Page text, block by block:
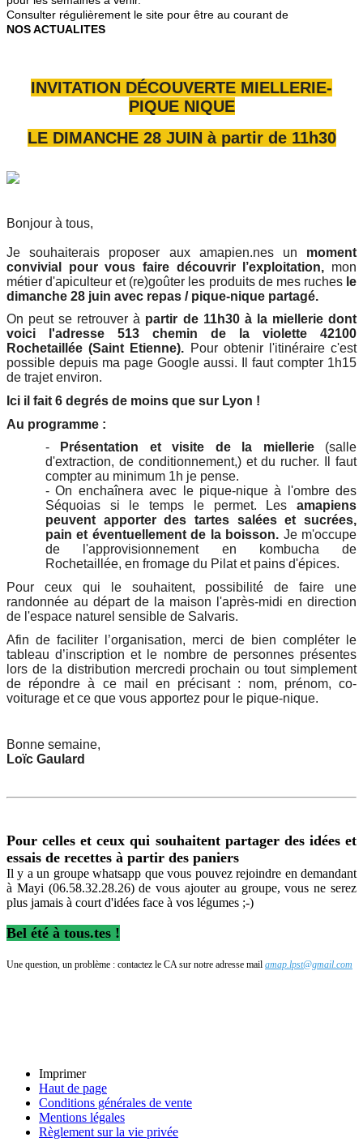
Consulter régulièrement le site pour être au courant de
NOS ACTUALITES
INVITATION DÉCOUVERTE MIELLERIE-
PIQUE NIQUE
LE DIMANCHE 28 JUIN à partir de 11h30
Bonjour à tous,
Je souhaiterais proposer aux amapien.nes un moment
convivial pour vous faire découvrir l’exploitation, mon
métier d'apiculteur et (re)goûter les produits de mes ruches le
dimanche 28 juin avec repas / pique-nique partagé.
On peut se retrouver à partir de 11h30 à la miellerie dont
voici l'adresse 513 chemin de la violette 42100
Rochetaillée (Saint Etienne). Pour obtenir l'itinérairec'est
possible depuis ma page Google aussi. Il faut compter 1h15
de trajet environ.
Ici il fait 6 degrés de moins que sur Lyon !
Au programme :
-
Présentation et visite de la miellerie(salle
d'extraction, de conditionnement,) et du rucher. Il faut
compter au minimum 1h je pense.
- On enchaînera avec le pique-nique à l'ombre des
Séquoias si le temps le permet. Les amapiens
peuvent apporter des tartes salées et sucrées,
pain et éventuellement de la boisson. Je m'occupe
de l'approvisionnement en kombucha de
Rochetaillée, en fromage du Pilat et pains d'épices.
Pour ceux qui le souhaitent, possibilité de faire une
randonnée au départ de la maison l'après-midi en direction
de l'espace naturel sensible de Salvaris.
Afin de faciliter l’organisation, merci de bien compléter le
tableau d’inscription et le nombre de personnes présentes
lors de la distribution mercredi prochain ou tout simplement
de répondre à ce mail en précisant : nom, prénom, co-
voiturage et ce que vous apportez pour le pique-nique.
Bonne semaine,
Loïc Gaulard
Pour celles et ceux qui souhaitent partager des idées et
essais de recettes à partir des paniers
Il y a un groupe whatsapp que vous pouvez rejoindre en demandant
à Mayi (06.58.32.28.26) de vous ajouter au groupe, vous ne serez
plus jamais à court d'idées face à vos légumes ;-)
Bel été à tous.tes !
Une question, un problème : contactez le CA sur notre adresse mail amap.lpst@gmail.com
Imprimer
Haut de page
Conditions générales de vente
Mentions légales
Règlement sur la vie privée